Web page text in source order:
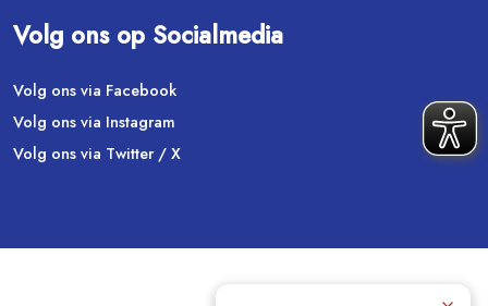
Volg ons op Socialmedia
Volg ons via Facebook
Volg ons via Instagram
Volg ons via Twitter / X